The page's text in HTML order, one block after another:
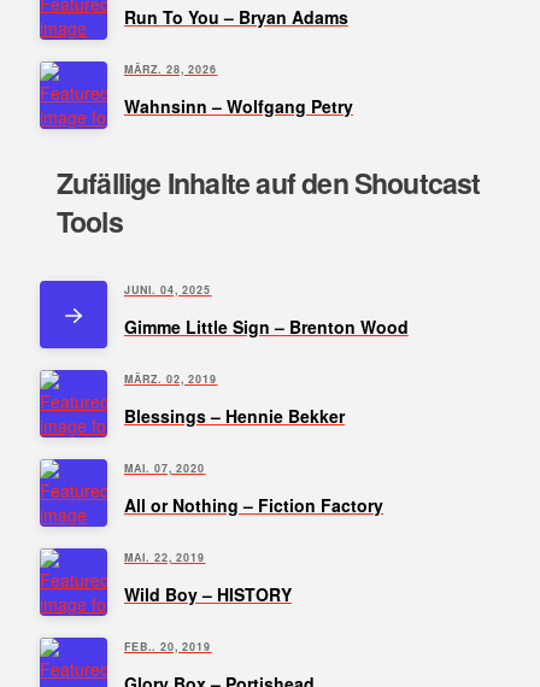
Run To You – Bryan Adams
MÄRZ. 28, 2026
Wahnsinn – Wolfgang Petry
Zufällige Inhalte auf den Shoutcast
Tools
JUNI. 04, 2025
Gimme Little Sign – Brenton Wood
MÄRZ. 02, 2019
Blessings – Hennie Bekker
MAI. 07, 2020
All or Nothing – Fiction Factory
MAI. 22, 2019
Wild Boy – HISTORY
FEB.. 20, 2019